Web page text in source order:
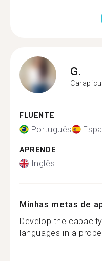
G.
FLUENTE
Português
APRENDE
Inglês
Minhas metas de
Develop the
languages in a